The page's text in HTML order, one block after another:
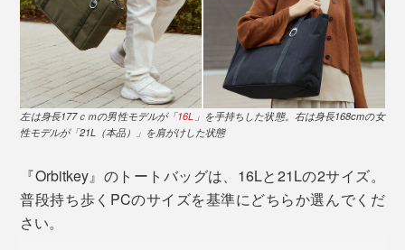
バッグの中の秩序は、脳の秩序。日々の小さな消耗を減
らし、パフォーマンスをあげるバッグを使ってくださ
左は身長177ｃｍの男性モデルが「16L 」を手持ちした状態。右は身長168cmの女
性モデルが「21L（本品）」を肩がけした状態
『Orbitkey』のトートバッグは、16Lと21Lの2サイズ。
普段持ち歩くPCのサイズを基準にどちらか選んでくだ
さい。